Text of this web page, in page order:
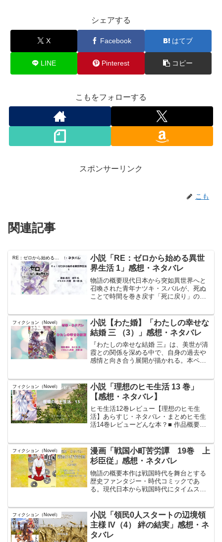
シェアする
X Facebook はてブ
LINE Pinterest コピー
こもをフォローする
スポンサーリンク
こも
関連記事
RE：ゼロから始める異世界生活
小説「RE：ゼロから始める異世
界生活 1」感想・ネタバレ
物語の概要現代日本から突如異世界へと
召喚された青年ナツキ・スバルが、死ぬ
ことで時間を巻き戻す「死に戻り」の能
アスな心理描写とサスペンス要素が色濃
く織り込まれている。スバ...
フィクション（Novel）
小説【わた婚】「わたしの幸せな
結婚 三 （3）」感想・ネタバレ
『わたしの幸せな結婚 三』は、美世が清
霞との関係を深める中で、自身の過去や
感情と向き合う展開が描かれる。本ペー
の成長を掘り下げている。また、アニメ
第2期 第15話 までの内容が整理されてい
る。
フィクション（Novel）
小説「理想のヒモ生活 13 巻」
【感想・ネタバレ】
ヒモ生活12巻レビュー【理想のヒモ生
活】あらすじ・ネタバレ・まとめヒモ生
活14巻レビューどんな本？■ 作品概要
駆け引きを描いたファンタジー小説であ
る。物語は、現代日本か...
フィクション（Novel）
漫画「戦国小町苦労譚 19巻 上
杉臣従」感想・ネタバレ
物語の概要本作は戦国時代を舞台とする
歴史ファンタジー・時代コミックであ
る。現代日本から戦国時代にタイムスリ
を変えていく姿を描く。第19巻では、信
濃の上杉家が織田家への臣...
フィクション（Novel）
小説「領民0人スタートの辺境領
主様 IV（4） 絆の結実」感想・ネ
タバレ